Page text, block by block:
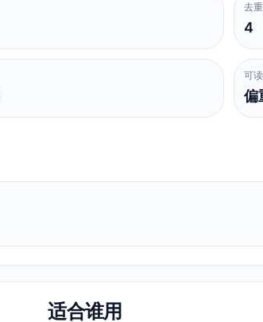
去
4
可
偏
适合谁用